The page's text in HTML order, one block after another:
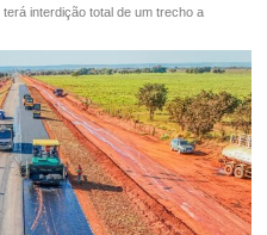
interdição total de um trecho a